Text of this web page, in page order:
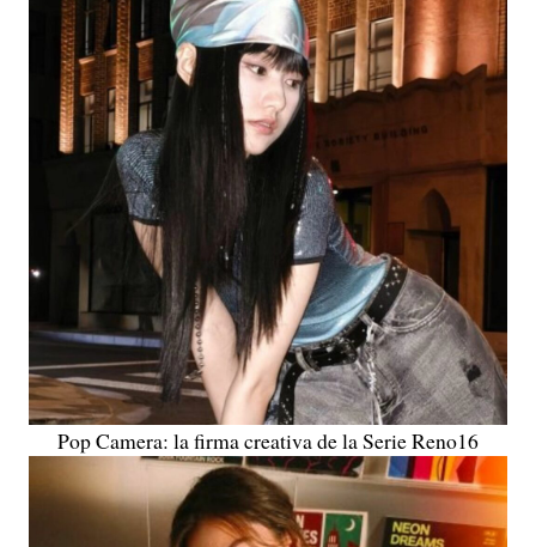
Pop Camera: la firma creativa de la Serie Reno16